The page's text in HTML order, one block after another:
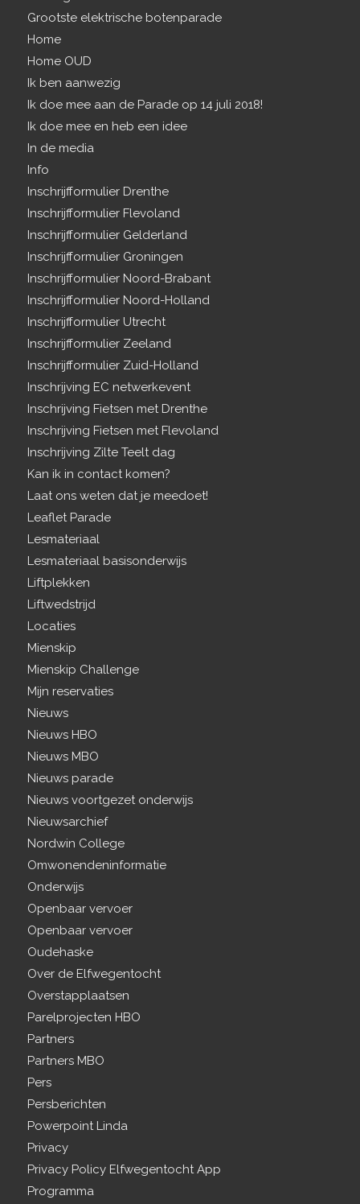
Grootste elektrische botenparade
Home
Home OUD
Ik ben aanwezig
Ik doe mee aan de Parade op 14 juli 2018!
Ik doe mee en heb een idee
In de media
Info
Inschrijfformulier Drenthe
Inschrijfformulier Flevoland
Inschrijfformulier Gelderland
Inschrijfformulier Groningen
Inschrijfformulier Noord-Brabant
Inschrijfformulier Noord-Holland
Inschrijfformulier Utrecht
Inschrijfformulier Zeeland
Inschrijfformulier Zuid-Holland
Inschrijving EC netwerkevent
Inschrijving Fietsen met Drenthe
Inschrijving Fietsen met Flevoland
Inschrijving Zilte Teelt dag
Kan ik in contact komen?
Laat ons weten dat je meedoet!
Leaflet Parade
Lesmateriaal
Lesmateriaal basisonderwijs
Liftplekken
Liftwedstrijd
Locaties
Mienskip
Mienskip Challenge
Mijn reservaties
Nieuws
Nieuws HBO
Nieuws MBO
Nieuws parade
Nieuws voortgezet onderwijs
Nieuwsarchief
Nordwin College
Omwonendeninformatie
Onderwijs
Openbaar vervoer
Openbaar vervoer
Oudehaske
Over de Elfwegentocht
Overstapplaatsen
Parelprojecten HBO
Partners
Partners MBO
Pers
Persberichten
Powerpoint Linda
Privacy
Privacy Policy Elfwegentocht App
Programma